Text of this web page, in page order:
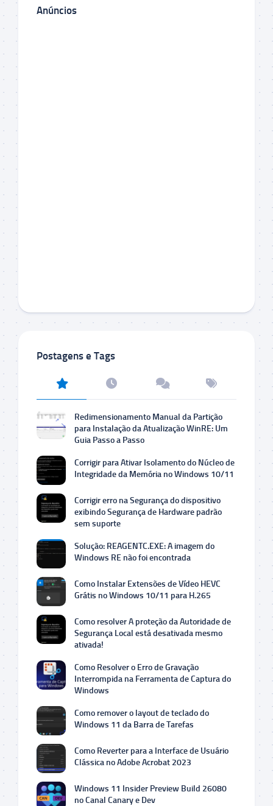
Anúncios
Postagens e Tags
Redimensionamento Manual da Partição
para Instalação da Atualização WinRE: Um
Guia Passo a Passo
Corrigir para Ativar Isolamento do Núcleo de
Integridade da Memória no Windows 10/11
Corrigir erro na Segurança do dispositivo
exibindo Segurança de Hardware padrão
sem suporte
Solução: REAGENTC.EXE: A imagem do
Windows RE não foi encontrada
Como Instalar Extensões de Vídeo HEVC
Grátis no Windows 10/11 para H.265
Como resolver A proteção da Autoridade de
Segurança Local está desativada mesmo
ativada!
Como Resolver o Erro de Gravação
Interrompida na Ferramenta de Captura do
Windows
Como remover o layout de teclado do
Windows 11 da Barra de Tarefas
Como Reverter para a Interface de Usuário
Clássica no Adobe Acrobat 2023
Windows 11 Insider Preview Build 26080
no Canal Canary e Dev